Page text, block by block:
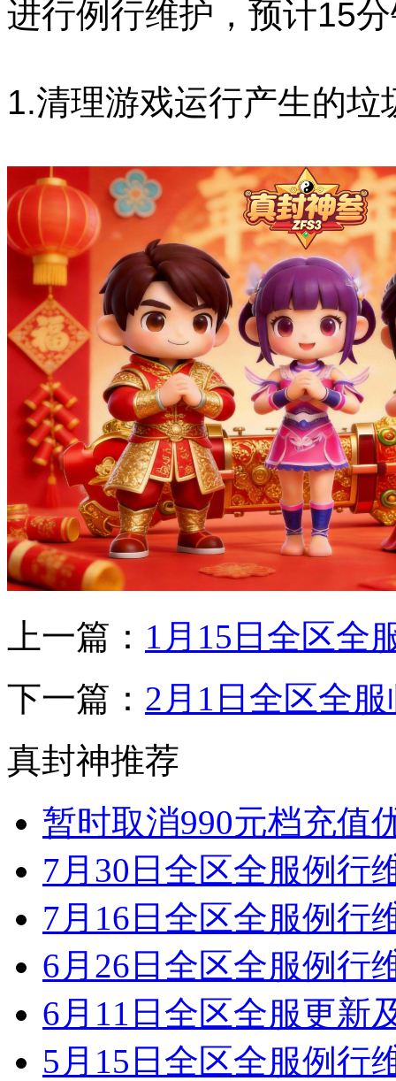
进行例行维护，预计15
1.清理游戏运行产生的
上一篇： 1月15日全区全
下一篇： 2月1日全区全
真封神推荐
暂时取消990元档充值
7月30日全区全服例行
7月16日全区全服例行
6月26日全区全服例行
6月11日全区全服更新
5月15日全区全服例行